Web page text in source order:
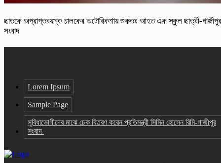
ছাতকে অপ্রাপ্তবয়স্ক চালকের অটোরিকশায় গুরুতর আহত এক স্কুল ছাত্রী-গাজীপুর
সংবাদ
Lorem Ipsum
Sample Page
সুবিধাভোগীদের মাঝে চেক বিতরণ করেন প্রতিমন্ত্রী সিমিন হোসেন রিমি-গাজীপুর
সংবাদ